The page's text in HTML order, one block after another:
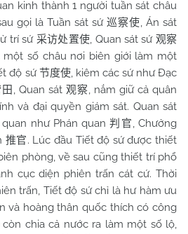
kinh thành 1 người tuần sát châu
gọi là Tuần sát sứ 巡察使, Án sát
trí sứ 采访处置使, Quan sát sứ 观察
số châu nơi biên giới làm một
độ sứ节度使, kiêm các sứ như Đạc
, Quan sát 观察, nắm giữ cả quân
và đại quyền giám sát. Quan sát
như Phán quan判官, Chưởng
推官. Lúc đầu Tiết độ sứ được thiết
phòng, về sau cũng thiết trí phổ
cục diện phiên trấn cát cứ. Thời
trấn, Tiết độ sứ chỉ là hư hàm ưu
và hoàng thân quốc thích có công
chia cả nước ra làm một số lộ,